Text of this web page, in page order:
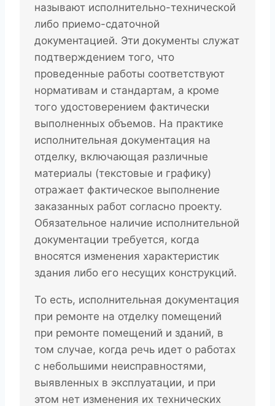
называют исполнительно-технической
либо приемо-сдаточной
документацией. Эти документы служат
подтверждением того, что
проведенные работы соответствуют
нормативам и стандартам, а кроме
того удостоверением фактически
выполненных объемов. На практике
исполнительная документация на
отделку, включающая различные
материалы (текстовые и графику)
отражает фактическое выполнение
заказанных работ согласно проекту.
Обязательное наличие исполнительной
документации требуется, когда
вносятся изменения характеристик
здания либо его несущих конструкций.
То есть, исполнительная документация
при ремонте на отделку помещений
при ремонте помещений и зданий, в
том случае, когда речь идет о работах
с небольшими неисправностями,
выявленных в эксплуатации, и при
этом нет изменения их технических